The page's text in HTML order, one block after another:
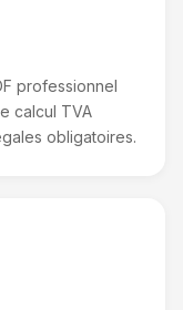
professionnel
calcul TVA
obligatoires.